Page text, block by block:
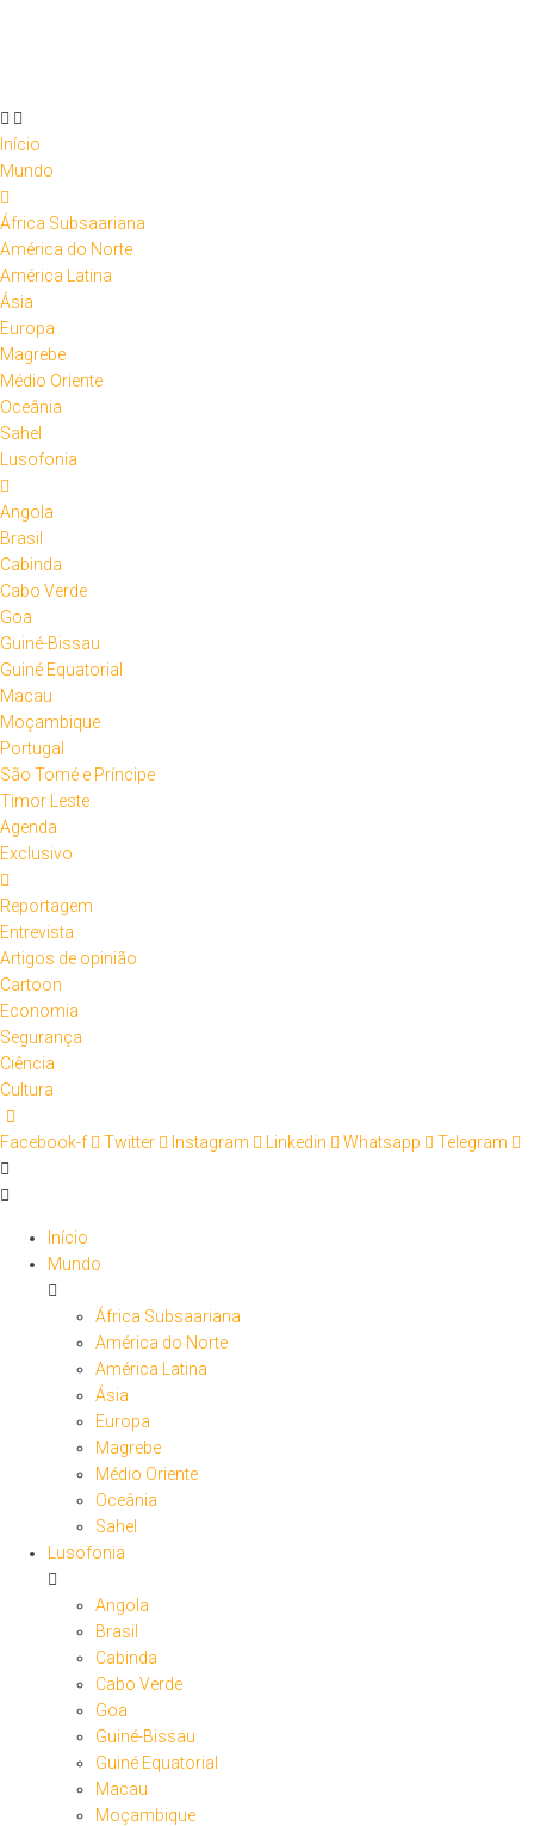
Início
Mundo
África Subsaariana
América do Norte
América Latina
Ásia
Europa
Magrebe
Médio Oriente
Oceânia
Sahel
Lusofonia
Angola
Brasil
Cabinda
Cabo Verde
Goa
Guiné-Bissau
Guiné Equatorial
Macau
Moçambique
Portugal
São Tomé e Príncipe
Timor Leste
Agenda
Exclusivo
Reportagem
Entrevista
Artigos de opinião
Cartoon
Economia
Segurança
Ciência
Cultura
Facebook-f Twitter Instagram Linkedin Whatsapp Telegram
Início
Mundo
África Subsaariana
América do Norte
América Latina
Ásia
Europa
Magrebe
Médio Oriente
Oceânia
Sahel
Lusofonia
Angola
Brasil
Cabinda
Cabo Verde
Goa
Guiné-Bissau
Guiné Equatorial
Macau
Moçambique